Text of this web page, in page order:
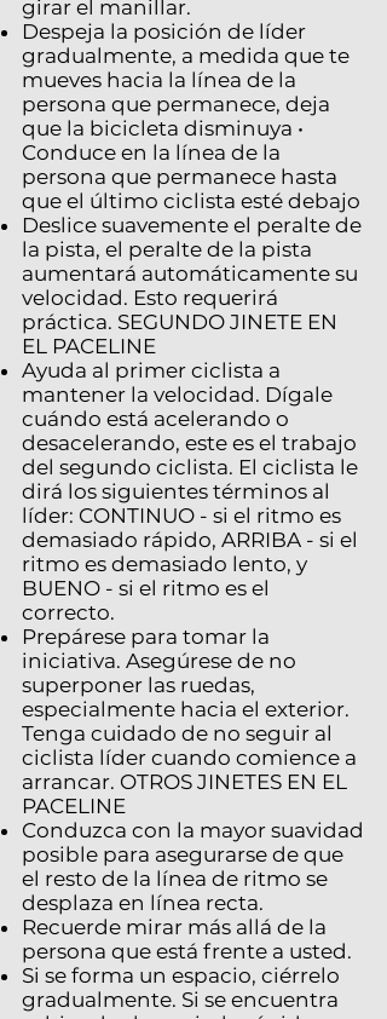
girar el manillar.
Despeja la posición de líder
gradualmente, a medida que te
mueves hacia la línea de la
persona que permanece, deja
que la bicicleta disminuya •
Conduce en la línea de la
persona que permanece hasta
que el último ciclista esté debajo
Deslice suavemente el peralte de
la pista, el peralte de la pista
aumentará automáticamente su
velocidad. Esto requerirá
práctica. SEGUNDO JINETE EN
EL PACELINE
Ayuda al primer ciclista a
mantener la velocidad. Dígale
cuándo está acelerando o
desacelerando, este es el trabajo
del segundo ciclista. El ciclista le
dirá los siguientes términos al
líder: CONTINUO - si el ritmo es
demasiado rápido, ARRIBA - si el
ritmo es demasiado lento, y
BUENO - si el ritmo es el
correcto.
Prepárese para tomar la
iniciativa. Asegúrese de no
superponer las ruedas,
especialmente hacia el exterior.
Tenga cuidado de no seguir al
ciclista líder cuando comience a
arrancar. OTROS JINETES EN EL
PACELINE
Conduzca con la mayor suavidad
posible para asegurarse de que
el resto de la línea de ritmo se
desplaza en línea recta.
Recuerde mirar más allá de la
persona que está frente a usted.
Si se forma un espacio, ciérrelo
gradualmente. Si se encuentra